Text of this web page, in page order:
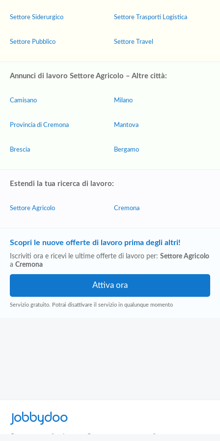
Settore Siderurgico
Settore Pubblico
Settore Trasporti Logistica
Settore Travel
Annunci di lavoro Settore Agricolo – Altre città:
Camisano
Provincia di Cremona
Brescia
Milano
Mantova
Bergamo
Estendi la tua ricerca di lavoro:
Settore Agricolo Cremona
Scopri le nuove offerte di lavoro prima degli altri!
Iscriviti ora e ricevi le ultime offerte di lavoro per: Settore Agricolo
a Cremona
Servizio gratuito. Potrai disattivare il servizio in qualunque momento
Jobbydoo